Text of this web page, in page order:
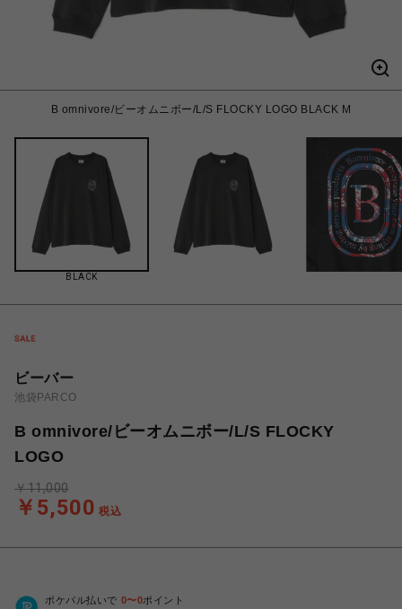
B omnivore/ビーオムニボー/L/S FLOCKY LOGO BLACK M
BLACK
ビーバー
池袋PARCO
B omnivore/ビーオムニボー/L/S FLOCKY
LOGO
￥5,500 税込
￥11,000
ポケパル払いで 0〜0ポイント